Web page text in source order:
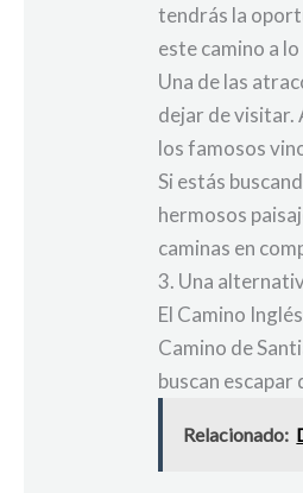
tendrás la
este camino a
Una de las
dejar de visitar.
los famosos
Si estás
hermosos
caminas en
3. Una
El Camino
Camino de
buscan escapar
Relacionado: